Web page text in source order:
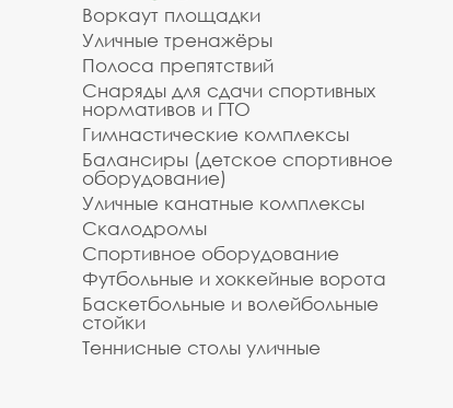
Воркаут площадки
Уличные тренажёры
Полоса препятствий
Снаряды для сдачи спортивных
нормативов и ГТО
Гимнастические комплексы
Балансиры (детское спортивное
оборудование)
Уличные канатные комплексы
Скалодромы
Спортивное оборудование
Футбольные и хоккейные ворота
Баскетбольные и волейбольные
стойки
Теннисные столы уличные